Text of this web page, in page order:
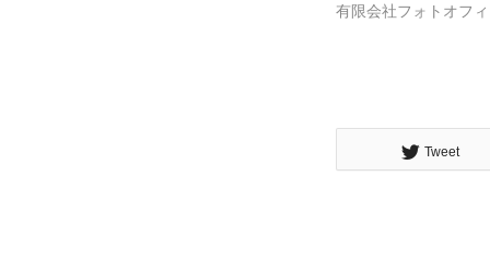
有限会社フォトオフ
Tweet